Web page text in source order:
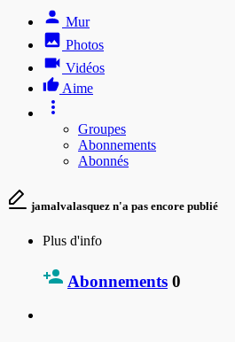
Mur
Photos
Vidéos
Aime
Groupes
Abonnements
Abonnés
jamalvalasquez n'a pas encore publié
Plus d'info
Abonnements 0